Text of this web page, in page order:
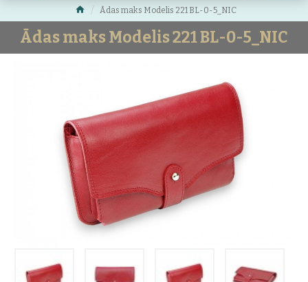
Ādas maks Modelis 221 BL-0-5_NIC
Ādas maks Modelis 221 BL-0-5_NIC